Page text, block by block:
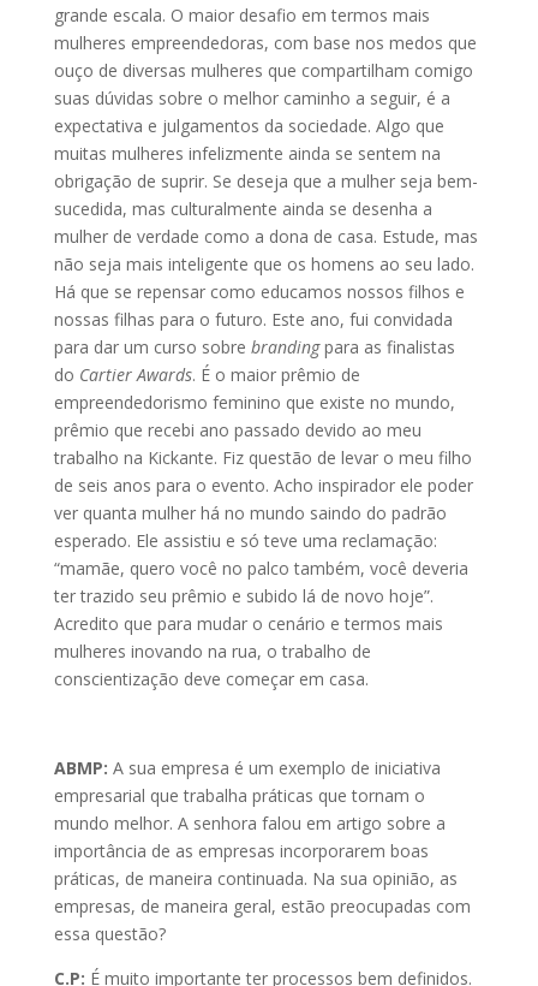
grande escala. O maior desafio em termos mais
mulheres empreendedoras, com base nos medos que
ouço de diversas mulheres que compartilham comigo
suas dúvidas sobre o melhor caminho a seguir, é a
expectativa e julgamentos da sociedade. Algo que
muitas mulheres infelizmente ainda se sentem na
obrigação de suprir. Se deseja que a mulher seja bem-
sucedida, mas culturalmente ainda se desenha a
mulher de verdade como a dona de casa. Estude, mas
não seja mais inteligente que os homens ao seu lado.
Há que se repensar como educamos nossos filhos e
nossas filhas para o futuro. Este ano, fui convidada
para dar um curso sobre brandingpara as finalistas
do Cartier Awards. É o maior prêmio de
empreendedorismo feminino que existe no mundo,
prêmio que recebi ano passado devido ao meu
trabalho na Kickante. Fiz questão de levar o meu filho
de seis anos para o evento. Acho inspirador ele poder
ver quanta mulher há no mundo saindo do padrão
esperado. Ele assistiu e só teve uma reclamação:
“mamãe, quero você no palco também, você deveria
ter trazido seu prêmio e subido lá de novo hoje”.
Acredito que para mudar o cenário e termos mais
mulheres inovando na rua, o trabalho de
conscientização deve começar em casa.
ABMP: A sua empresa é um exemplo de iniciativa
empresarial que trabalha práticas que tornam o
mundo melhor. A senhora falou em artigo sobre a
importância de as empresas incorporarem boas
práticas, de maneira continuada. Na sua opinião, as
empresas, de maneira geral, estão preocupadas com
essa questão?
C.P: É muito importante ter processos bem definidos.